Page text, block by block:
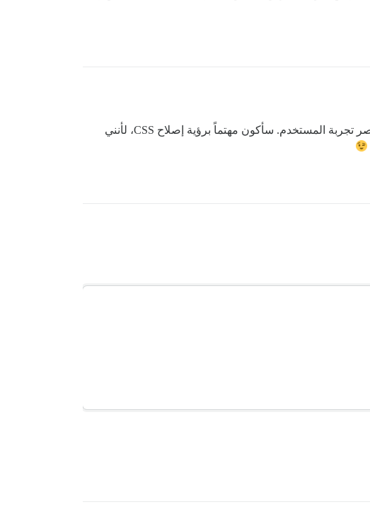
شكراً جزيلاً كريس! لم أكن متأكداً مما إذا كان سيكون “تجربة مستخدم” إذا لم يكن متعلقاً بإضافة/إزالة/نقل عناصر تجربة المستخدم. سأكون مهتماً برؤية إصلاح CSS، لأنني